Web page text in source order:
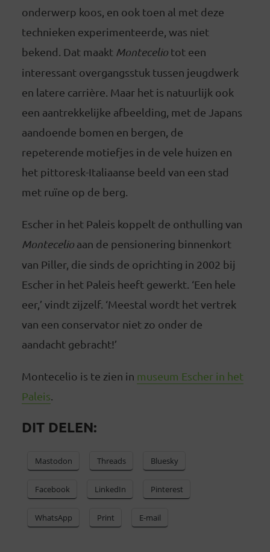
onderwerp koos, en ook toen al met deze
technieken experimenteerde, was niet
bekend. Dat maakt Monteceliotot een
interessant overgangsstuk tussen jeugdwerk
en latere carrière. Maar het is natuurlijk ook
een aantrekkelijke afbeelding, met de Japans
aandoende bomen en bergen, de
repeterende motiefjes in de vele huizen en
het pittoresk-Italiaanse beeld van een stad
met ruïne op de berg.
Escher in het Paleis koppelt de onthulling van
Montecelioaan de pensionering binnenkort
van Piller, die sinds de oprichting in 2002 bij
Escher in het Paleis heeft gewerkt. ‘Een hele
eer,’ vindt zijzelf. ‘Meestal wordt het vertrek
van een conservator niet zo onder de
aandacht gebracht!’
Montecelio is te zien in museum Escher in het
Paleis.
DIT DELEN:
Mastodon Threads Bluesky
Facebook LinkedIn Pinterest
WhatsApp Print E-mail